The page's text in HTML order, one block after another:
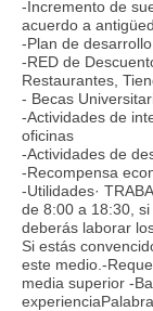
-Incremento de
acuerdo a
-Plan de
-RED de
Restaurantes,
- Becas
-Actividades de
oficinas
-Actividades de
-Recompensa
-Utilidades·
de 8:00 a 18:30,
deberás laborar
Si estás
este medio.-
media superior -